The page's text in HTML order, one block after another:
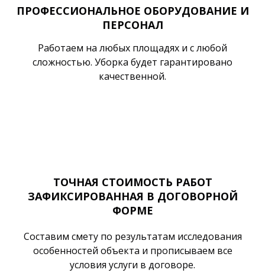
ПРОФЕССИОНАЛЬНОЕ ОБОРУДОВАНИЕ И
ПЕРСОНАЛ
Работаем на любых площадях и с любой
сложностью. Уборка будет гарантировано
качественной.
ТОЧНАЯ СТОИМОСТЬ РАБОТ
ЗАФИКСИРОВАННАЯ В ДОГОВОРНОЙ
ФОРМЕ
Составим смету по результатам исследования
особенностей объекта и прописываем все
условия услуги в договоре.